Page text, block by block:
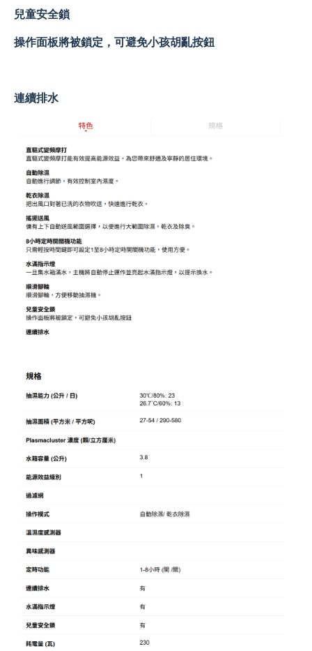
兒童安全鎖
操作面板將被鎖定，可避免小孩胡亂按鈕
連續排水